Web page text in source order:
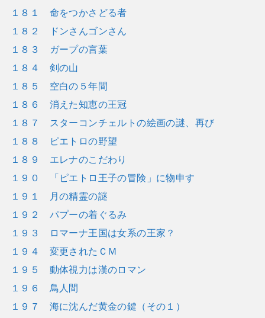
１８１ 命をつかさどる者
１８２ ドンさんゴンさん
１８３ ガープの言葉
１８４ 剣の山
１８５ 空白の５年間
１８６ 消えた知恵の王冠
１８７ スターコンチェルトの絵画の謎、再び
１８８ ピエトロの野望
１８９ エレナのこだわり
１９０ 「ピエトロ王子の冒険」に物申す
１９１ 月の精霊の謎
１９２ パプーの着ぐるみ
１９３ ロマーナ王国は女系の王家？
１９４ 変更されたＣＭ
１９５ 動体視力は漢のロマン
１９６ 鳥人間
１９７ 海に沈んだ黄金の鍵（その１）